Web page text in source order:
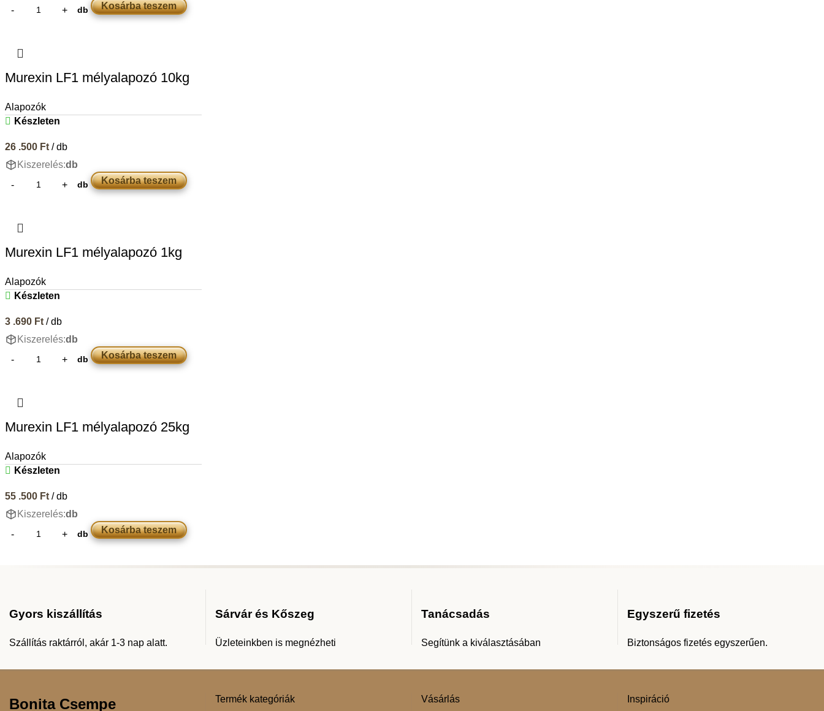
db Kosárba teszem
Murexin LF1 mélyalapozó 10kg
Alapozók
Készleten
26 .500 Ft/ db
Kiszerelés:db
db Kosárba teszem
Murexin LF1 mélyalapozó 1kg
Alapozók
Készleten
3 .690 Ft/ db
Kiszerelés:db
db Kosárba teszem
Murexin LF1 mélyalapozó 25kg
Alapozók
Készleten
55 .500 Ft/ db
Kiszerelés:db
db Kosárba teszem
Gyors kiszállítás
Szállítás raktárról, akár 1-3 nap alatt.
Sárvár és Kőszeg
Üzleteinkben is megnézheti
Tanácsadás
Segítünk a kiválasztásában
Egyszerű fizetés
Biztonságos fizetés egyszerűen.
Bonita Csempe Termék kategóriák Vásárlás Inspiráció